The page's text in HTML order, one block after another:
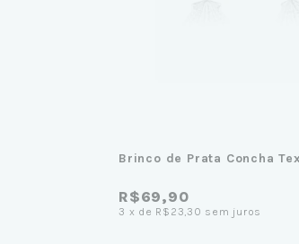
Brinco de Prata Concha
R$69,90
3 x de R$23,30 sem juros